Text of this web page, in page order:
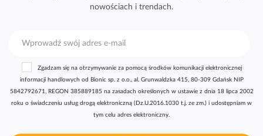
nowościach i trendach.
r
y
Zgadzam się na otrzymywanie za pomocą środków komunikacji elektronicznej
informacji handlowych od Bionic sp. z o.o., al. Grunwaldzka 415, 80-309 Gdańsk NIP
5842792671, REGON 385889185 na zasadach określonych w ustawie z dnia 18 lipca 2002
roku o świadczeniu usług drogą elektroniczną (Dz.U.2016.1030 t.j. ze zm.) i udostępniam w
tym celu adres elektroniczny.